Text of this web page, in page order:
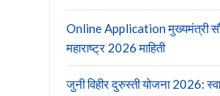
Online Application मुख्यमंत्री
महाराष्ट्र 2026 माहिती
जुनी विहीर दुरुस्ती योजना 2026: